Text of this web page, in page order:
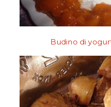
Budino di